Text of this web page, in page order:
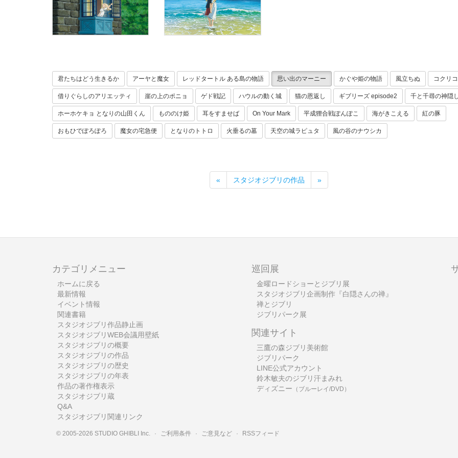
君たちはどう生きるか アーヤと魔女 レッドタートル ある島の物語 思い出のマーニー かぐや姫の物語 風立ちぬ コクリ
借りぐらしのアリエッティ 崖の上のポニョ ゲド戦記 ハウルの動く城 猫の恩返し ギブリーズ episode2 千と千尋の神隠し
ホーホケキョ となりの山田くん もののけ姫 耳をすませば On Your Mark 平成狸合戦ぽんぽこ 海がきこえる 紅の豚
おもひでぽろぽろ 魔女の宅急便 となりのトトロ 火垂るの墓 天空の城ラピュタ 風の谷のナウシカ
« スタジオジブリの作品 »
カテゴリメニュー
ホームに戻る
最新情報
イベント情報
関連書籍
スタジオジブリ作品静止画
スタジオジブリWEB会議用壁紙
スタジオジブリの概要
スタジオジブリの作品
スタジオジブリの歴史
スタジオジブリの年表
作品の著作権表示
スタジオジブリ蔵
Q&A
スタジオジブリ関連リンク
巡回展
金曜ロードショーとジブリ展
スタジオジブリ企画制作『白隠さんの禅』
禅とジブリ
ジブリパーク展
関連サイト
三鷹の森ジブリ美術館
ジブリパーク
LINE公式アカウント
鈴木敏夫のジブリ汗まみれ
ディズニー （ブルーレイ/DVD）
© 2005-2026 STUDIO GHIBLI Inc. · ご利用条件 · ご意見など · RSSフィード